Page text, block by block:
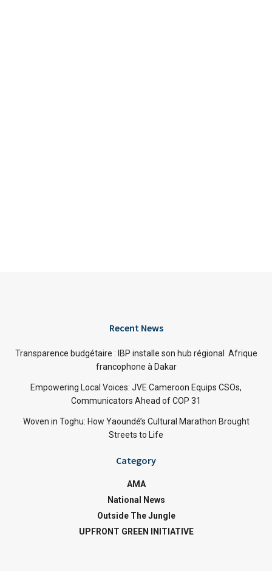
Recent News
Transparence budgétaire : IBP installe son hub régional Afrique
francophone à Dakar
Empowering Local Voices: JVE Cameroon Equips CSOs,
Communicators Ahead of COP 31
Woven in Toghu: How Yaoundé’s Cultural Marathon Brought
Streets to Life
Category
AMA
National News
Outside The Jungle
UPFRONT GREEN INITIATIVE